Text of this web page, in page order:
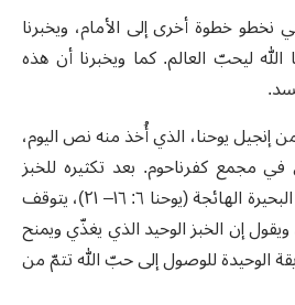
خطوة أخرى إلى الأمام، ويخبرنا
الله ليحبّ العالم. كما ويخبرنا أن هذه
يوحنا، الذي أُخذ منه نص اليوم،
مجمع كفرناحوم. بعد تكثيره للخبز
(يوحنا ٦: ١– ١٥)، وبعد عبور البحيرة الهائجة (يوحنا ٦: ١٦– ٢١)، يتوقف
إن الخبز الوحيد الذي يغذّي ويمنح
الوحيدة للوصول إلى حبّ الله تتمّ من